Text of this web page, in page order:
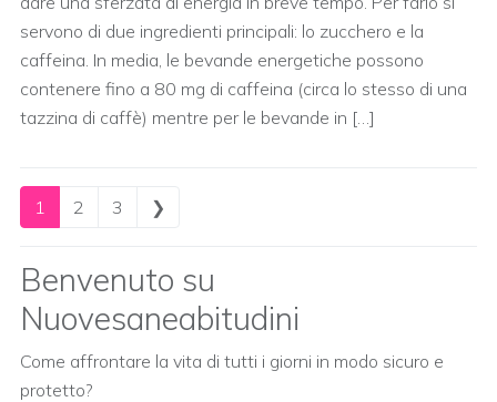
servono di due ingredienti principali: lo zucchero e la
caffeina. In media, le bevande energetiche possono
contenere fino a 80 mg di caffeina (circa lo stesso di una
tazzina di caffè) mentre per le bevande in […]
Posts navigation
1 2 3 ❯
Benvenuto su
Nuovesaneabitudini
Come affrontare la vita di tutti i giorni in modo sicuro e
protetto?